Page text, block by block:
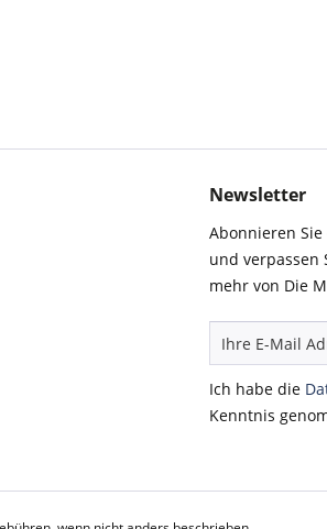
Newsletter
Abonnieren
und verpassen
mehr von Die
Ich habe die
Kenntnis